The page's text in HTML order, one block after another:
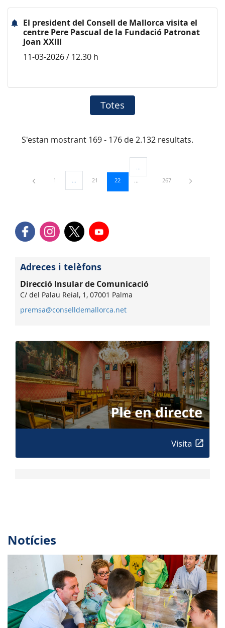
El president del Consell de Mallorca visita el
centre Pere Pascual de la Fundació Patronat
Joan XXIII
11-03-2026 / 12.30 h
Totes
S'estan mostrant 169 - 176 de 2.132 resultats.
Pàgina
1 ...Pàgines intermèdies Utilitzeu TAB per navegar.
Pàgina
21 Pàgina
22
Pàgines intermèdies Utilitzeu
Pàgina
267
Adreces i telèfons
Direcció Insular de Comunicació
C/ del Palau Reial, 1, 07001 Palma
premsa@conselldemallorca.net
Visita
Notícies